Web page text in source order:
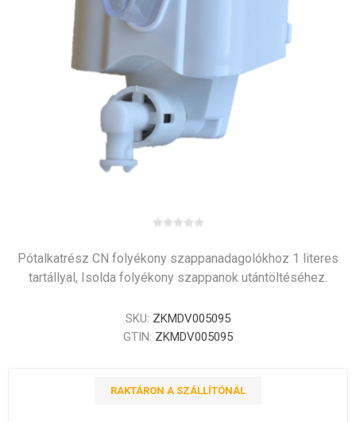
Pótalkatrész CN folyékony szappanadagolókhoz 1 literes
tartállyal, Isolda folyékony szappanok utántöltéséhez.
SKU: ZKMDV005095
GTIN: ZKMDV005095
RAKTÁRON A SZÁLLÍTÓNÁL